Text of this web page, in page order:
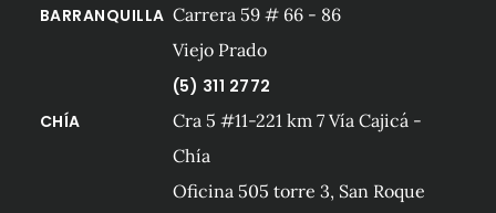
BARRANQUILLA Carrera 59 # 66 - 86
Viejo Prado
(5) 311 2772
CHÍA
Cra 5 #11-221 km 7 Vía Cajicá -
Chía
Oficina 505 torre 3, San Roque